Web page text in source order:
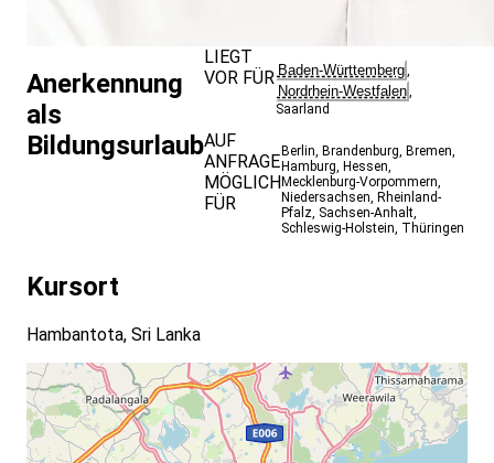
Anerkennung
als
Bildungsurlaub
LIEGT
VOR FÜR Baden-Württemberg,
Nordrhein-Westfalen,
Saarland
AUF
ANFRAGE
MÖGLICH
FÜR
Berlin, Brandenburg, Bremen,
Hamburg, Hessen,
Mecklenburg-Vorpommern,
Niedersachsen, Rheinland-
Pfalz, Sachsen-Anhalt,
Schleswig-Holstein, Thüringen
Kursort
Hambantota, Sri Lanka